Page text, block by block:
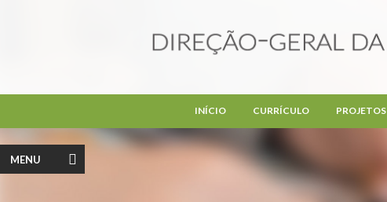
INÍCIO CURRÍCULO PROJETOS
MENU